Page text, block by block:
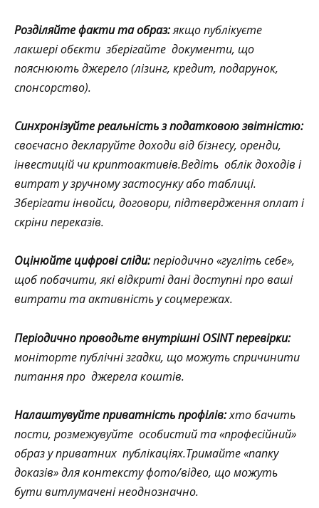
Розділяйте факти та образ:якщо публікуєте
лакшері обєкти зберігайте документи, що
пояснюють джерело (лізинг, кредит, подарунок,
спонсорство).
Синхронізуйте реальність з податковою звітністю:
своєчасно декларуйте доходи від бізнесу, оренди,
інвестицій чи криптоактивів.Ведіть облік доходів і
витрат у зручному застосунку або таблиці.
Зберігати інвойси, договори, підтвердження оплат і
скріни переказів.
Оцінюйте цифрові сліди:періодично «гугліть себе»,
щоб побачити, які відкриті дані доступні про ваші
витрати та активність у соцмережах.
Періодично проводьте внутрішні OSINT перевірки:
моніторте публічні згадки, що можуть спричинити
питання про джерела коштів.
Налаштувуйте приватність профілів:хто бачить
пости, розмежувуйте особистий та «професійний»
образ у приватних публікаціях.Тримайте «папку
доказів» для контексту фото/відео, що можуть
бути витлумачені неоднозначно.